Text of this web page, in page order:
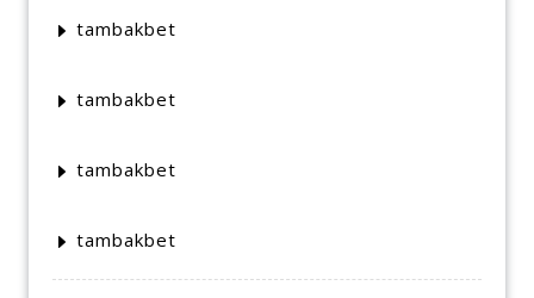
tambakbet
tambakbet
tambakbet
tambakbet